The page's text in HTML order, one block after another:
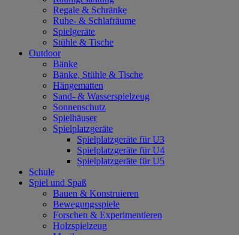
Regale & Schränke
Ruhe- & Schlafräume
Spielgeräte
Stühle & Tische
Outdoor
Bänke
Bänke, Stühle & Tische
Hängematten
Sand- & Wasserspielzeug
Sonnenschutz
Spielhäuser
Spielplatzgeräte
Spielplatzgeräte für U3
Spielplatzgeräte für U4
Spielplatzgeräte für U5
Schule
Spiel und Spaß
Bauen & Konstruieren
Bewegungsspiele
Forschen & Experimentieren
Holzspielzeug